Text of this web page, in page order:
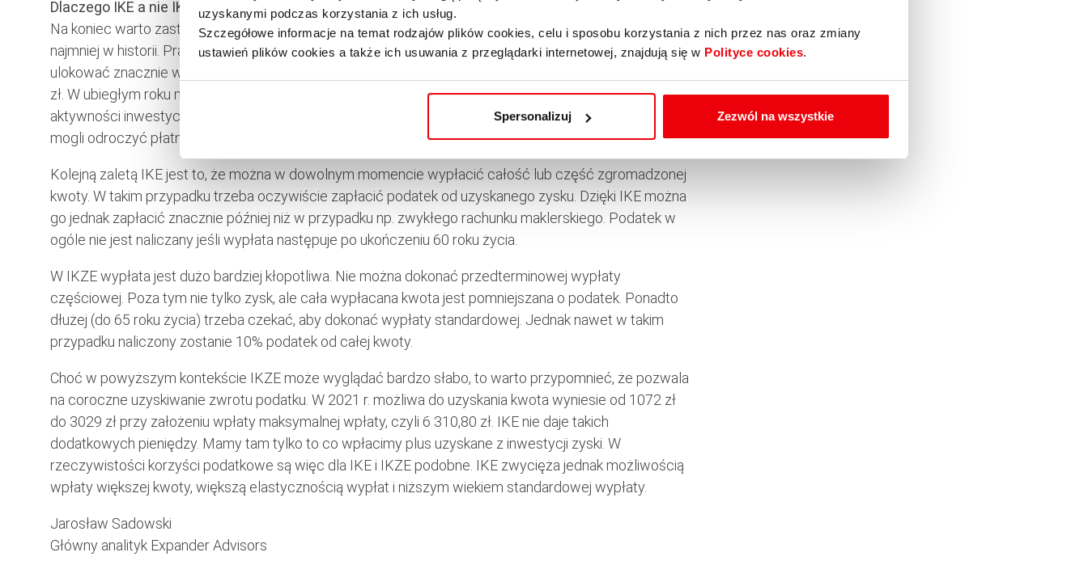
uzyskanymi podczas korzystania z ich usług.
Szczegółowe informacje na temat rodzajów plików cookies, celu i sposobu korzystania z nich przez nas oraz zmiany
ustawień plików cookies a także ich usuwania z przeglądarki internetowej, znajdują się w Polityce cookies.
Spersonalizuj Zezwól na wszystkie
Dlaczego IKE a nie IKZE
Na koniec warto zastanowić się dlaczego liczba nowych IKE była tak wysoka, a nowych IKZE otwarto
najmniej w historii. Prawdopodobnie zdecydowały o tym dwa aspekty. Po pierwsze IKE pozwala
ulokować znacznie wyższą kwotę. W 2020 r. limit dla IKE wynosił 15 681 zł, a dla IKZE jedynie 6 272,40
zł. W ubiegłym roku miało to szczególne znacznie. Spadki na giełdach spowodowały znaczny wzrost
aktywności inwestycyjnej Polaków, którzy chcieli to wykorzystać. Dokonując inwestycji poprzez IKE
mogli odroczyć płatność lub całkowicie uniknąć podatku od zysku.
Kolejną zaletą IKE jest to, że można w dowolnym momencie wypłacić całość lub część zgromadzonej
kwoty. W takim przypadku trzeba oczywiście zapłacić podatek od uzyskanego zysku. Dzięki IKE można
go jednak zapłacić znacznie później niż w przypadku np. zwykłego rachunku maklerskiego. Podatek w
ogóle nie jest naliczany jeśli wypłata następuje po ukończeniu 60 roku życia.
W IKZE wypłata jest dużo bardziej kłopotliwa. Nie można dokonać przedterminowej wypłaty
częściowej. Poza tym nie tylko zysk, ale cała wypłacana kwota jest pomniejszana o podatek. Ponadto
dłużej (do 65 roku życia) trzeba czekać, aby dokonać wypłaty standardowej. Jednak nawet w takim
przypadku naliczony zostanie 10% podatek od całej kwoty.
Choć w powyższym kontekście IKZE może wyglądać bardzo słabo, to warto przypomnieć, że pozwala
na coroczne uzyskiwanie zwrotu podatku. W 2021 r. możliwa do uzyskania kwota wyniesie od 1072 zł
do 3029 zł przy założeniu wpłaty maksymalnej wpłaty, czyli 6 310,80 zł. IKE nie daje takich
dodatkowych pieniędzy. Mamy tam tylko to co wpłacimy plus uzyskane z inwestycji zyski. W
rzeczywistości korzyści podatkowe są więc dla IKE i IKZE podobne. IKE zwycięża jednak możliwością
wpłaty większej kwoty, większą elastycznością wypłat i niższym wiekiem standardowej wypłaty.
Jarosław Sadowski
Główny analityk Expander Advisors